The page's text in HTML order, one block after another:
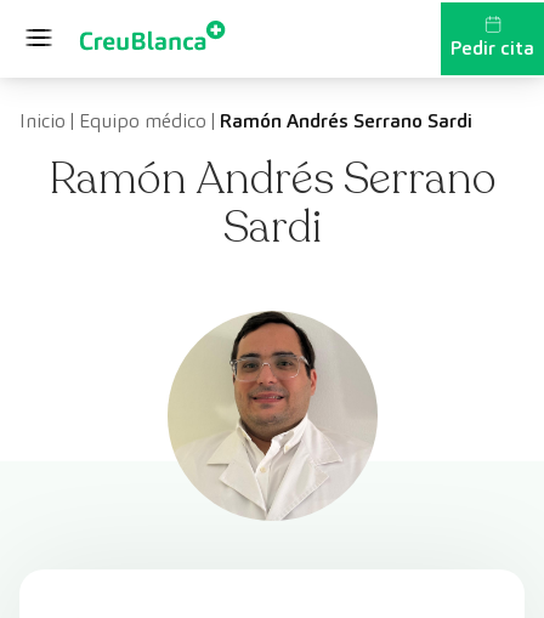
Pedir cita
Inicio | Equipo médico | Ramón Andrés Serrano Sardi
Ramón Andrés Serrano
Sardi